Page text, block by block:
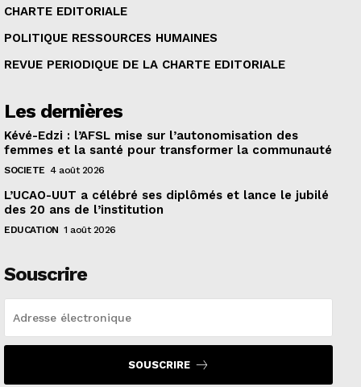
CHARTE EDITORIALE
POLITIQUE RESSOURCES HUMAINES
REVUE PERIODIQUE DE LA CHARTE EDITORIALE
Les dernières
Kévé-Edzi : l’AFSL mise sur l’autonomisation des
femmes et la santé pour transformer la communauté
SOCIETE 4 août 2026
L’UCAO-UUT a célébré ses diplômés et lance le jubilé
des 20 ans de l’institution
EDUCATION 1 août 2026
Souscrire
SOUSCRIRE